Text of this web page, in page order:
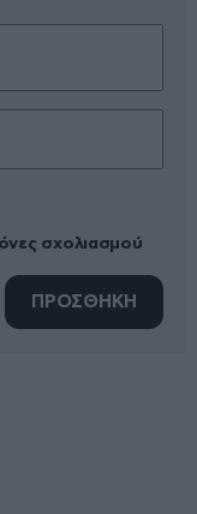
σχολιασμού
ΠΡΟΣΘΗΚΗ